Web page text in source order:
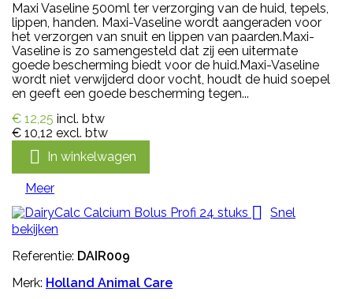
Maxi Vaseline 500ml ter verzorging van de huid, tepels,
lippen, handen. Maxi-Vaseline wordt aangeraden voor
het verzorgen van snuit en lippen van paarden.Maxi-
Vaseline is zo samengesteld dat zij een uitermate
goede bescherming biedt voor de huid.Maxi-Vaseline
wordt niet verwijderd door vocht, houdt de huid soepel
en geeft een goede bescherming tegen...
€ 12,25 incl. btw
€ 10,12 excl. btw
 In winkelwagen
Meer

Snel
bekijken
Referentie: DAIR009
Merk: Holland Animal Care